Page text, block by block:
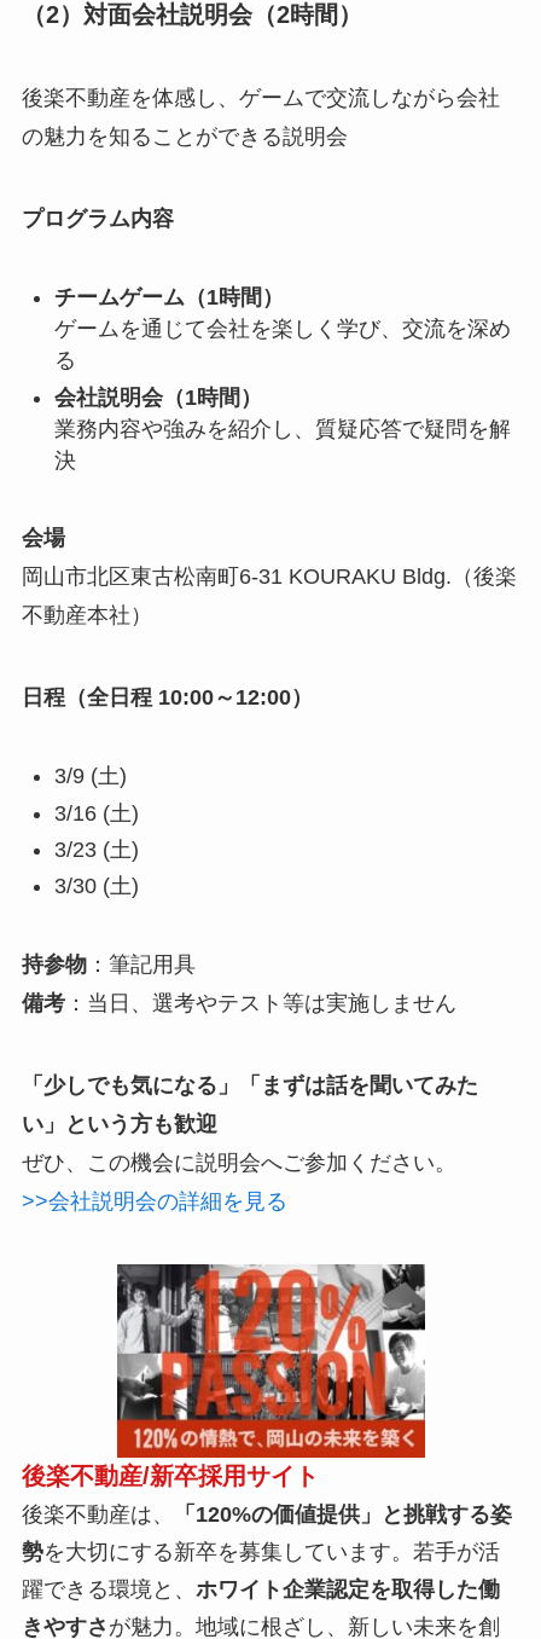
（2）対面会社説明会（2時間）
後楽不動産を体感し、ゲームで交流しながら会社
の魅力を知ることができる説明会
プログラム内容
チームゲーム（1時間）
ゲームを通じて会社を楽しく学び、交流を深め
る
会社説明会（1時間）
業務内容や強みを紹介し、質疑応答で疑問を解
決
会場
岡山市北区東古松南町6-31 KOURAKU Bldg.（後楽
不動産本社）
日程（全日程 10:00～12:00）
3/9 (土)
3/16 (土)
3/23 (土)
3/30 (土)
持参物：筆記用具
備考：当日、選考やテスト等は実施しません
「少しでも気になる」「まずは話を聞いてみた
い」という方も歓迎
ぜひ、この機会に説明会へご参加ください。
>>会社説明会の詳細を見る
後楽不動産/新卒採用サイト
後楽不動産は、
「120%の価値提供」と挑戦する姿
勢を大切にする新卒を募集しています。若手が活
躍できる環境と、 ホワイト企業認定を取得した働
きやすさ が魅力。地域に根ざし、新しい未来を創